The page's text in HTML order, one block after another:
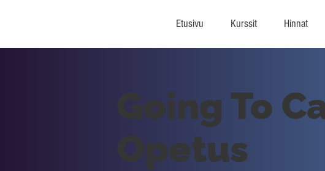
Etusivu Kurssit Hinnat
Going To
Opetus